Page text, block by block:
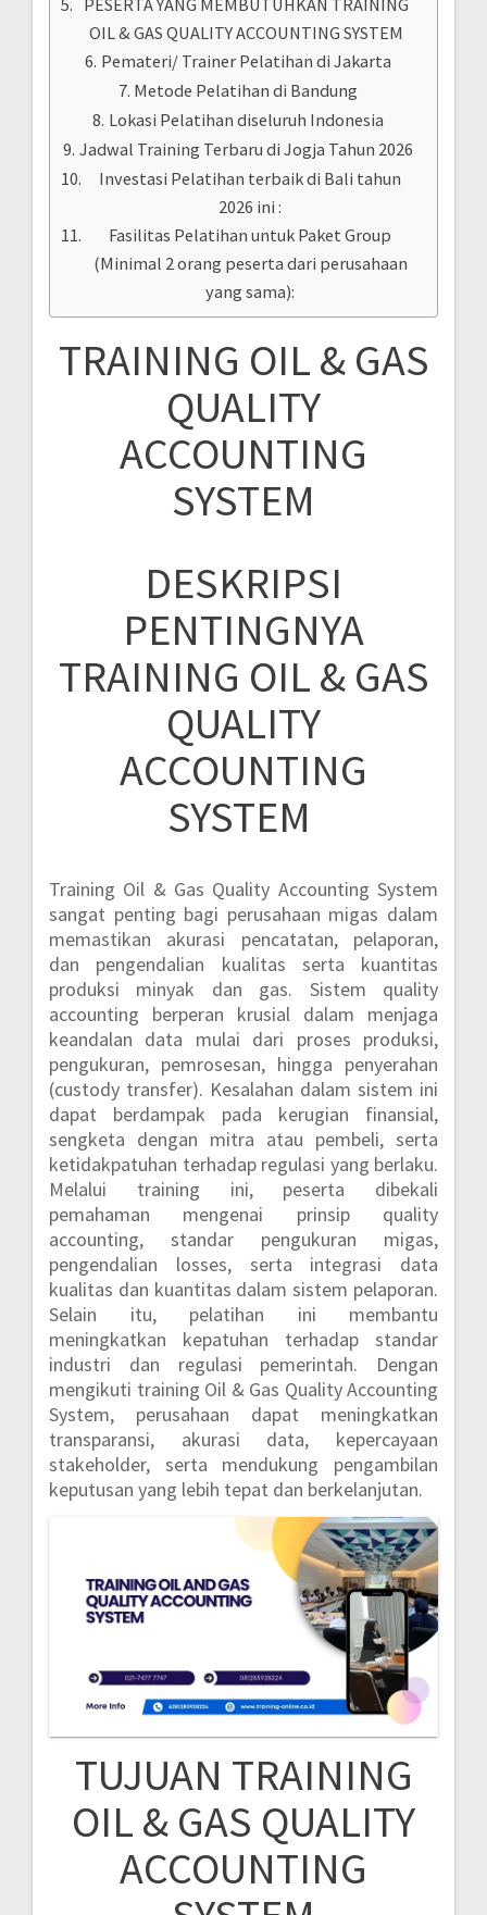
PESERTA YANG MEMBUTUHKAN TRAINING
OIL & GAS QUALITY ACCOUNTING SYSTEM
Pemateri/ Trainer Pelatihan di Jakarta
Metode Pelatihan di Bandung
Lokasi Pelatihan diseluruh Indonesia
Jadwal Training Terbaru di Jogja Tahun 2026
Investasi Pelatihan terbaik di Bali tahun
2026 ini :
Fasilitas Pelatihan untuk Paket Group
(Minimal 2 orang peserta dari perusahaan
yang sama):
TRAINING OIL & GAS
QUALITY
ACCOUNTING
SYSTEM
DESKRIPSI
PENTINGNYA
TRAINING OIL & GAS
QUALITY
ACCOUNTING
SYSTEM
Training Oil & Gas Quality Accounting System
sangat penting bagi perusahaan migas dalam
memastikan akurasi pencatatan, pelaporan,
dan pengendalian kualitas serta kuantitas
produksi minyak dan gas. Sistem quality
accounting berperan krusial dalam menjaga
keandalan data mulai dari proses produksi,
pengukuran, pemrosesan, hingga penyerahan
(custody transfer). Kesalahan dalam sistem ini
dapat berdampak pada kerugian finansial,
sengketa dengan mitra atau pembeli, serta
ketidakpatuhan terhadap regulasi yang berlaku.
Melalui training ini, peserta dibekali
pemahaman mengenai prinsip quality
accounting, standar pengukuran migas,
pengendalian losses, serta integrasi data
kualitas dan kuantitas dalam sistem pelaporan.
Selain itu, pelatihan ini membantu
meningkatkan kepatuhan terhadap standar
industri dan regulasi pemerintah. Dengan
mengikuti training Oil & Gas Quality Accounting
System, perusahaan dapat meningkatkan
transparansi, akurasi data, kepercayaan
stakeholder, serta mendukung pengambilan
keputusan yang lebih tepat dan berkelanjutan.
TUJUAN TRAINING
OIL & GAS QUALITY
ACCOUNTING